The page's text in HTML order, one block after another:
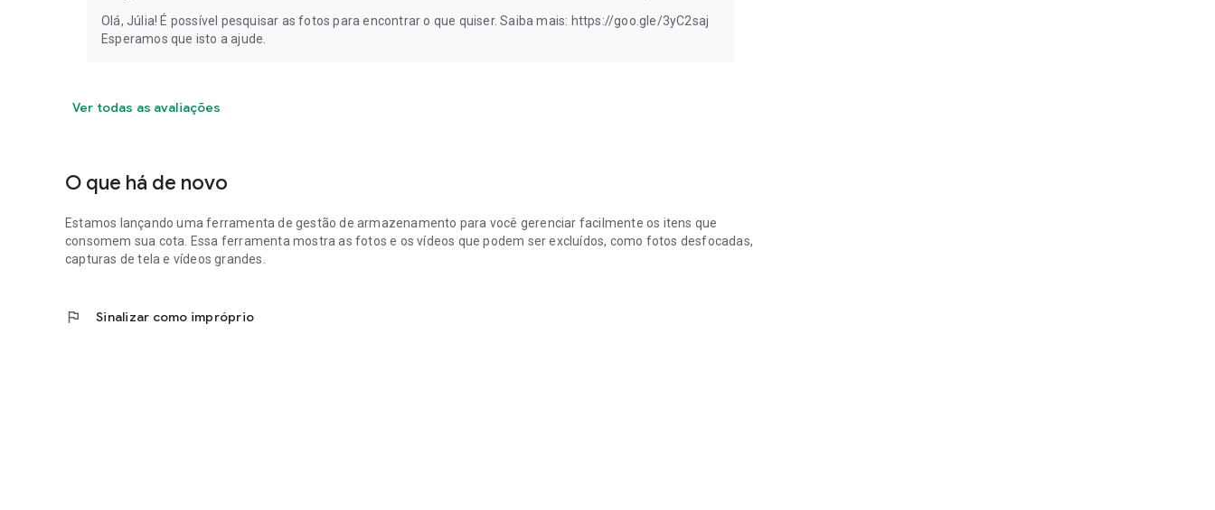
Olá, Júlia! É possível pesquisar as fotos para encontrar o que quiser. Saiba mais: https://goo.gle/3yC2saj
Esperamos que isto a ajude.
Ver todas as avaliações
O que há de novo
Estamos lançando uma ferramenta de gestão de armazenamento para você gerenciar facilmente os itens que
consomem sua cota. Essa ferramenta mostra as fotos e os vídeos que podem ser excluídos, como fotos desfocadas,
capturas de tela e vídeos grandes.
flag Sinalizar como impróprio